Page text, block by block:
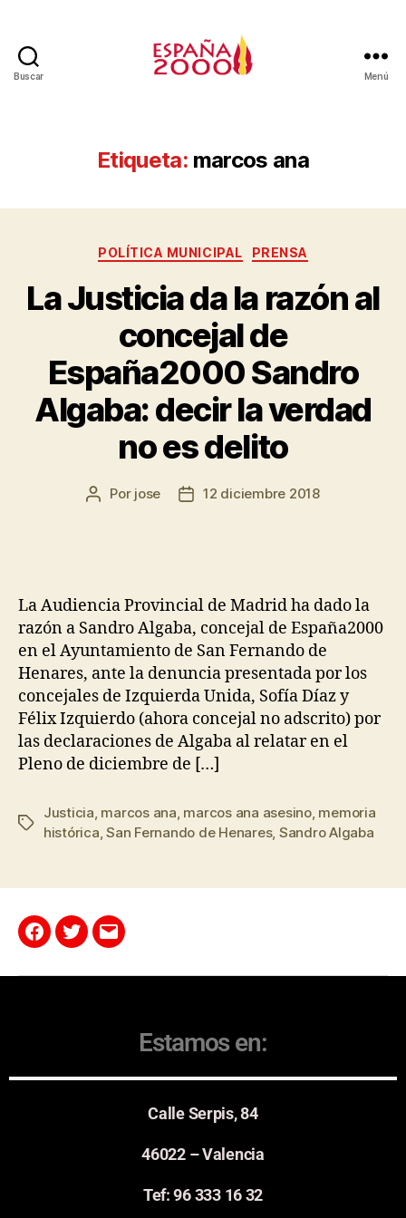
Buscar Menú
Etiqueta: marcos ana
POLÍTICA MUNICIPAL PRENSA
La Justicia da la razón al
concejal de
España2000 Sandro
Algaba: decir la verdad
no es delito
Por jose 12 diciembre 2018
La Audiencia Provincial de Madrid ha dado la
razón a Sandro Algaba, concejal de España2000
en el Ayuntamiento de San Fernando de
Henares, ante la denuncia presentada por los
concejales de Izquierda Unida, Sofía Díaz y
Félix Izquierdo (ahora concejal no adscrito) por
las declaraciones de Algaba al relatar en el
Pleno de diciembre de […]
Justicia marcos ana marcos ana asesino, memoria
histórica ,San Fernando de Henares, Sandro Algaba
Estamos en:
Calle Serpis, 84
46022 – Valencia
Tef: 96 333 16 32